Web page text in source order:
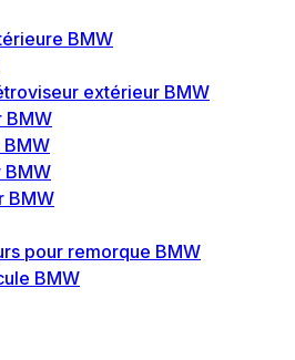
BMW
extérieur BMW
BMW
BMW
BMW
pour remorque BMW
BMW